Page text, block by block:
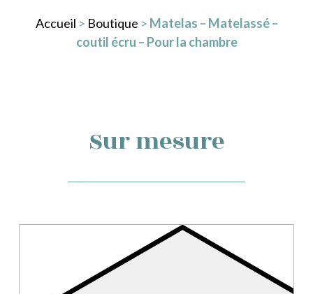
Accueil > Boutique > Matelas – Matelassé –
coutil écru – Pour la chambre
Sur mesure